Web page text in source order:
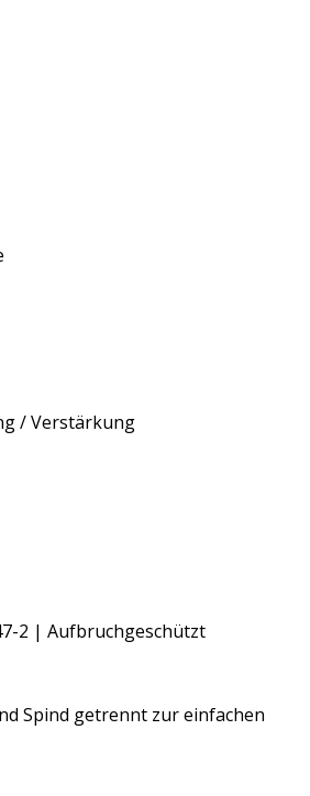
/ Verstärkung
2 | Aufbruchgeschützt
Spind getrennt zur einfachen